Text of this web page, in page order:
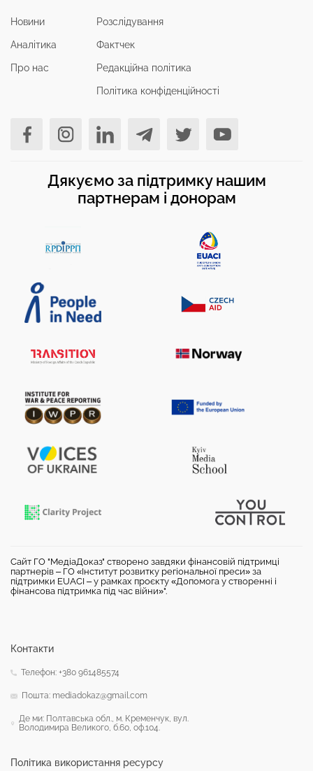
Новини
Аналітика
Про нас
Розслідування
Фактчек
Редакційна політика
Політика конфіденційності
Дякуємо за підтримку нашим
партнерам і донорам
Сайт ГО "МедіаДоказ" створено завдяки фінансовій підтримці
партнерів – ГО «Інститут розвитку регіональної преси» за
підтримки EUACI – у рамках проєкту «Допомога у створенні і
фінансова підтримка під час війни»".
Політика використання ресурсу
Контакти
Телефон: +380 961485574
Пошта: mediadokaz@gmail.com
Де ми: Полтавська обл., м. Кременчук, вул.
Володимира Великого, б.60, оф.104.